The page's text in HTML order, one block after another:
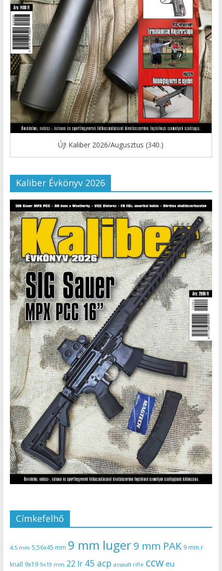
ÚJ! Kaliber 2026/Augusztus (340.)
Kaliber Évkönyv 2026
Címkefelhő
4,5 mm 5,56x45 mm 9 mm luger9 mm PAK 9 mm r
knall 9x19 9x19 mm 22 lr 45 acp assault rifle ccw eu